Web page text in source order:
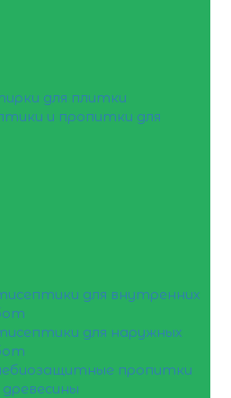
для плитки
и пропитки для
для внутренних
для наружных
пропитки
древесины